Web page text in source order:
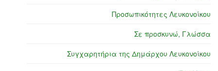
Προσωπικότητες Λευκονοίκου
Σε προσκυνώ, Γλώσσα
Συγχαρητήρια της Δημάρχου Λευκονοίκου